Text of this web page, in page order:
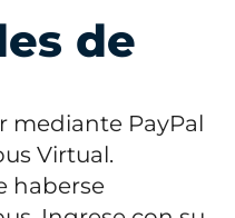
de
mediante PayPal
Virtual.
haberse